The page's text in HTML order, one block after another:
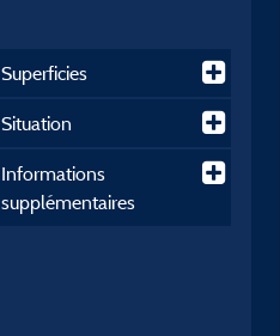
Superficies
Situation
Informations
supplémentaires